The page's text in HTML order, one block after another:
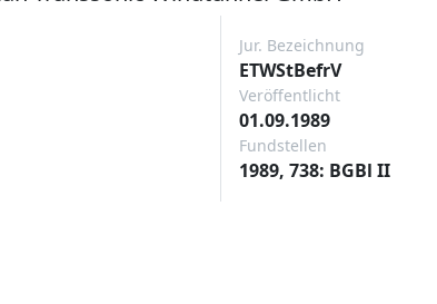
Jur. Bezeichnung
ETWStBefrV
Veröffentlicht
01.09.1989
Fundstellen
1989, 738: BGBl II